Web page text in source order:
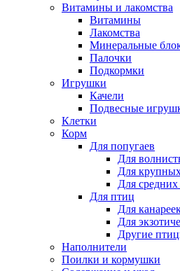
Витамины и лакомства
Витамины
Лакомства
Минеральные
Палочки
Подкормки
Игрушки
Качели
Подвесные
Клетки
Корм
Для попугаев
Для
Для
Для
Для птиц
Для
Для
Другие
Наполнители
Поилки и кормушки